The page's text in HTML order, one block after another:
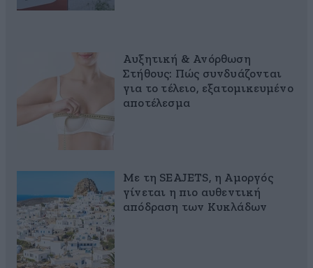
Αυξητική & Ανόρθωση
Στήθους: Πώς συνδυάζονται
για το τέλειο, εξατομικευμένο
αποτέλεσμα
Με τη SEAJETS, η Αμοργός
γίνεται η πιο αυθεντική
απόδραση των Κυκλάδων